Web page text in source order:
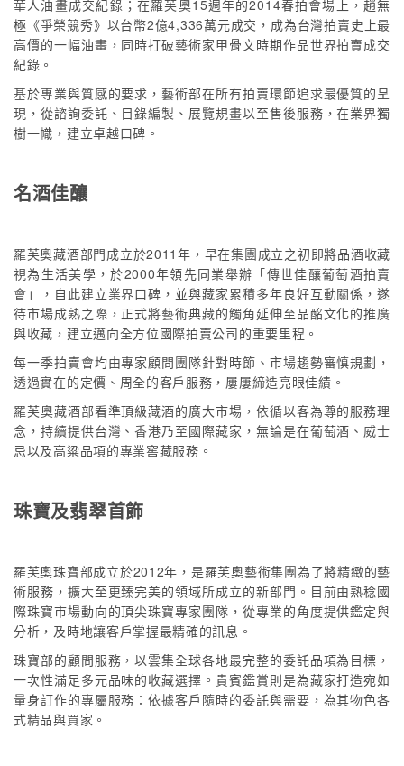
華人油畫成交紀錄；在羅芙奧15週年的2014春拍會場上，趙無
極《爭榮競秀》以台幣2億4,336萬元成交，成為台灣拍賣史上最
高價的一幅油畫，同時打破藝術家甲骨文時期作品世界拍賣成交
紀錄。
基於專業與質感的要求，藝術部在所有拍賣環節追求最優質的呈
現，從諮詢委託、目錄編製、展覽規畫以至售後服務，在業界獨
樹一幟，建立卓越口碑。
名酒佳釀
羅芙奧藏酒部門成立於2011年，早在集團成立之初即將品酒收藏
視為生活美學，於2000年領先同業舉辦「傳世佳釀葡萄酒拍賣
會」，自此建立業界口碑，並與藏家累積多年良好互動關係，遂
待市場成熟之際，正式將藝術典藏的觸角延伸至品酩文化的推廣
與收藏，建立邁向全方位國際拍賣公司的重要里程。
每一季拍賣會均由專家顧問團隊針對時節、市場趨勢審慎規劃，
透過實在的定價、周全的客戶服務，屢屢締造亮眼佳績。
羅芙奧藏酒部看準頂級藏酒的廣大市場，依循以客為尊的服務理
念，持續提供台灣、香港乃至國際藏家，無論是在葡萄酒、威士
忌以及高粱品項的專業窖藏服務。
珠寶及翡翠首飾
羅芙奧珠寶部成立於2012年，是羅芙奧藝術集團為了將精緻的藝
術服務，擴大至更臻完美的領域所成立的新部門。目前由熟稔國
際珠寶市場動向的頂尖珠寶專家團隊，從專業的角度提供鑑定與
分析，及時地讓客戶掌握最精確的訊息。
珠寶部的顧問服務，以雲集全球各地最完整的委託品項為目標，
一次性滿足多元品味的收藏選擇。貴賓鑑賞則是為藏家打造宛如
量身訂作的專屬服務：依據客戶隨時的委託與需要，為其物色各
式精品與買家。